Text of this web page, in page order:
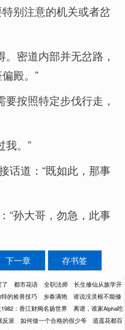
别注意的机关或者岔
密道内部并无岔路，
殿。”
按照特定步伐行走，
我。”
话道：“既如此，那事
“孙大哥，勿急，此事
下一章 存书签
了 都市花语 全职法师
长生修仙从族学开
的捡兽技巧 乡春满艳
谁说没灵根不能修
：香江财阀名扬世界
离谱，谁家Alpha吃
反派 如何做一个合格的假少爷
逍遥花都百